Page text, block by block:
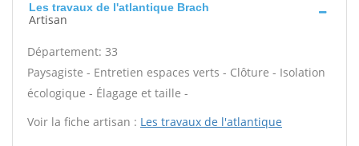
Les travaux de l'atlantique Brach
Artisan
Département: 33
Paysagiste - Entretien espaces verts - Clôture - Isolation
écologique - Élagage et taille -
Voir la fiche artisan : Les travaux de l'atlantique